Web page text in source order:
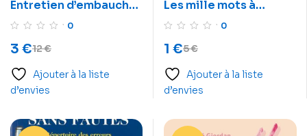
Entretien d’embauche:
La méthode pour
concis, efficace
0
12€
3 €
Ajouter à la liste
d’envies
Les mille mots à
connaître en anglais,
0
5€
1 €
Ajouter à la liste
d’envies